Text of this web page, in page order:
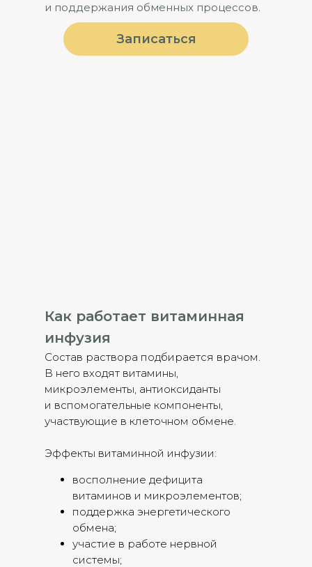
Записаться
и поддержания обменных процессов.
Как работает витаминная
инфузия
Состав раствора подбирается врачом.
В него входят витамины,
микроэлементы, антиоксиданты
и вспомогательные компоненты,
участвующие в клеточном обмене.
Эффекты витаминной инфузии:
восполнение дефицита
витаминов и микроэлементов;
поддержка энергетического
обмена;
участие в работе нервной
системы;